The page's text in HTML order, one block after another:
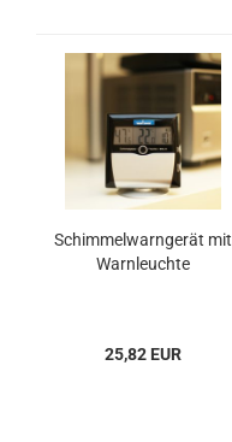
Schimmelwarngerät mit
Warnleuchte
25,82 EUR